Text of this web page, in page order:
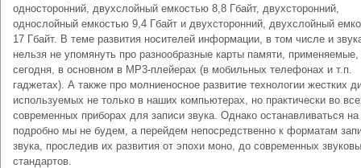
односторонний, двухслойный емкостью 8,8 Гбайт, двухсторонний,
однослойный емкостью 9,4 Гбайт и двухсторонний, двухслойный
17 Гбайт. В теме развития носителей информации, в том числе и
нельзя не упомянуть про разнообразные карты памяти, применяемые,
сегодня, в основном в MP3-плейерах (в мобильных телефонах и т.п.
гаджетах). А также про молниеносное развитие технологии жестких
используемых не только в наших компьютерах, но практически во
современных приборах для записи звука. Однако останавливаться на
подробно мы не будем, а перейдем непосредственно к форматам
звука, проследив их развития от эпохи моно, до современных
стандартов.